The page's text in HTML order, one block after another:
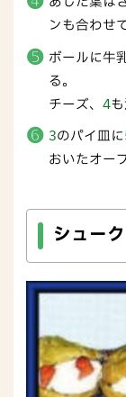
ンも合わせ
ボールに牛
る。
チーズ、4
3のパイ皿に
おいたオー
シュー